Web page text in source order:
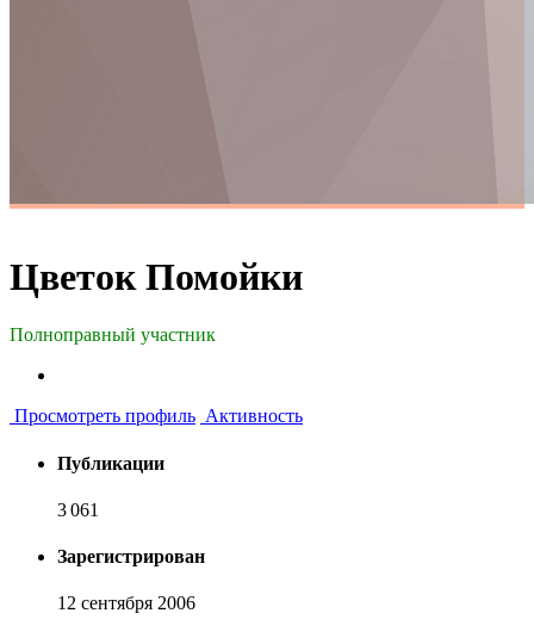
Цветок Помойки
Полноправный участник
Просмотреть профиль Активность
Публикации
3 061
Зарегистрирован
12 сентября 2006